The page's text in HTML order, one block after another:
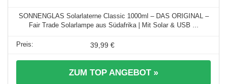
SONNENGLAS Solarlaterne Classic 1000ml – DAS ORIGINAL –
Fair Trade Solarlampe aus Südafrika | Mit Solar & USB ...
39,99 €
ZUM TOP ANGEBOT »